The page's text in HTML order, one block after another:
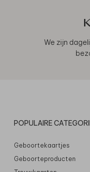
We zijn
POPULAIRE
Geboortekaartjes
Geboorteproducten